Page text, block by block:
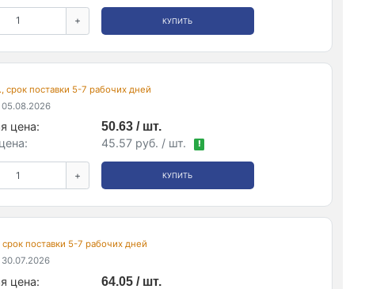
+ КУПИТЬ
срок поставки 5-7 рабочих дней
цена:
50.63 / шт.
45.57 руб. / шт. !
+ КУПИТЬ
поставки 5-7 рабочих дней
цена:
64.05 / шт.